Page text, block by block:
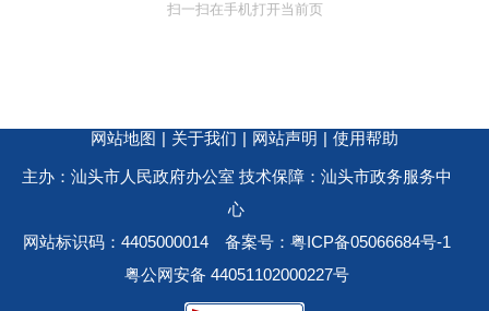
扫一扫在手机打开当前页
网站地图 | 关于我们 | 网站声明 | 使用帮助
主办：汕头市人民政府办公室 技术保障：汕头市政务服务中
心
网站标识码：4405000014
备案号：粤ICP备05066684号-1
粤公网安备 44051102000227号